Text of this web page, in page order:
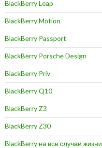
BlackBerry Leap
BlackBerry Motion
BlackBerry Passport
BlackBerry Porsche Design
BlackBerry Priv
BlackBerry Q10
BlackBerry Z3
BlackBerry Z30
BlackBerry на все случаи жизни